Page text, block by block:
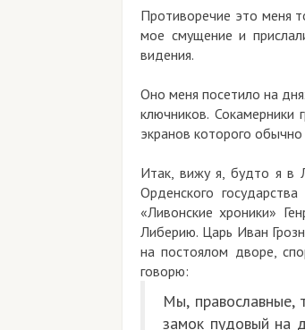
Противоречие это меня
мое смущение и
видения.
Оно меня посетило на
ключников. Сокамерники
экранов которого
Итак, вижу я, будто я в
Орденского
«Ливонские хроники»
Либерию. Царь Иван
на постоялом дворе,
говорю:
Мы, православные,
замок пудовый на